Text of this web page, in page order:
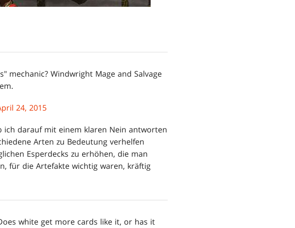
mechanic? Windwright Mage and Salvage
24, 2015
ich darauf mit einem klaren Nein antworten
Arten zu Bedeutung verhelfen
Esperdecks zu erhöhen, die man
für die Artefakte wichtig waren, kräftig
white get more cards like it, or has it